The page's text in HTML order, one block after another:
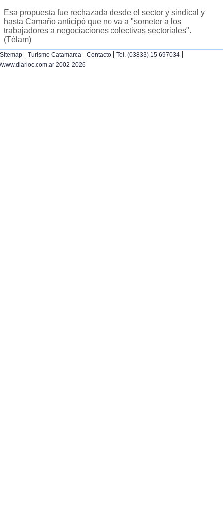
Esa propuesta fue rechazada desde el sector y sindical y
hasta Camaño anticipó que no va a "someter a los
trabajadores a negociaciones colectivas sectoriales".
(Télam)
Sitemap | Turismo Catamarca | Contacto | Tel. (03833) 15 697034 |
/www.diarioc.com.ar 2002-2026